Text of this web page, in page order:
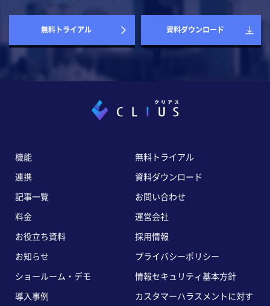
無料トライアル 資料ダウンロード
機能
連携
記事一覧
料金
お役立ち資料
お知らせ
ショールーム・デモ
導入事例
無料トライアル
資料ダウンロード
お問い合わせ
運営会社
採用情報
プライバシーポリシー
情報セキュリティ基本方針
カスタマーハラスメントに対す